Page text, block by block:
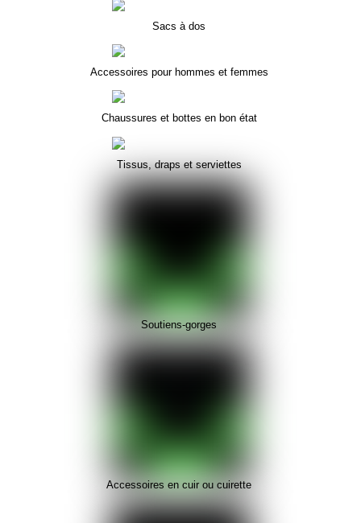
Sacs à dos
Accessoires pour hommes et femmes
Chaussures et bottes en bon état
Tissus, draps et serviettes
Soutiens-gorges
Accessoires en cuir ou cuirette